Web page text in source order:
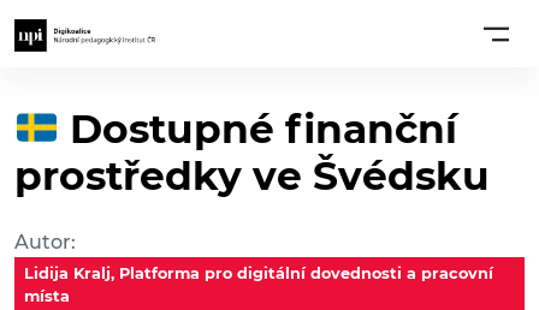
Dostupné finanční
prostředky ve Švédsku
Autor:
Lidija Kralj, Platforma pro digitální dovednosti a pracovní
místa